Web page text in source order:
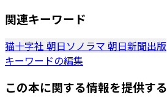
関連キーワード
猫十字社 朝日ソノラマ 朝日新聞出版
キーワードの編集
この本に関する情報を提供する